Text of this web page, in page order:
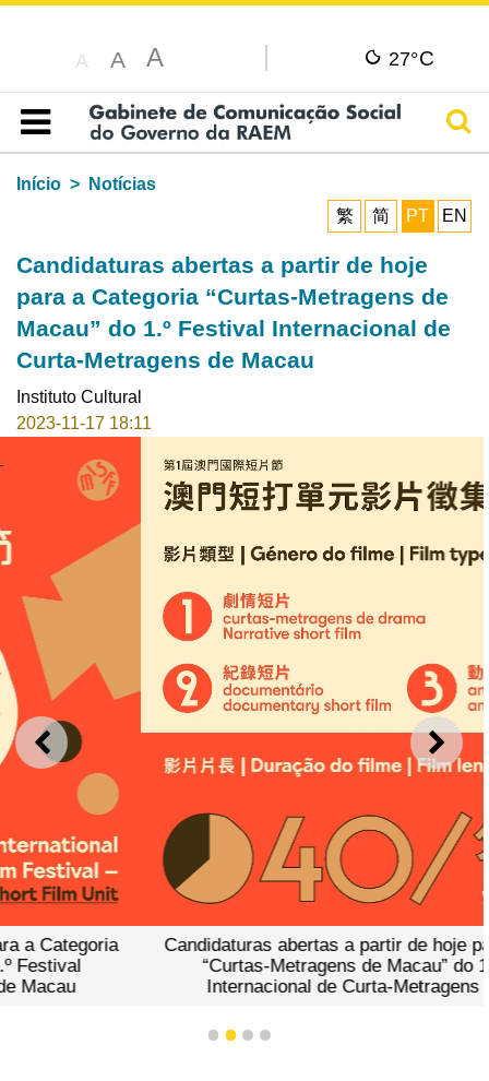
A A A 27°C
Índice
Início
Notícias
繁
简 PT EN
Candidaturas abertas a partir de hoje
para a Categoria “Curtas-Metragens de
Macau” do 1.º Festival Internacional de
Curta-Metragens de Macau
Instituto Cultural
2023-11-17 18:11
ANTERIOR
Candidaturas abertas a partir de hoje para a Categoria
“Curtas-Metragens de Macau” do 1.º Festival
Internacional de Curta-Metragens de Macau
1 2 3 4